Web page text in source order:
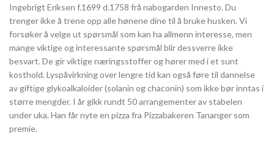
Ingebrigt Eriksen f.1699 d.1758 frå nabogarden Innesto. Du
trenger ikke å trene opp alle hønene dine til å bruke husken. Vi
forsøker å velge ut spørsmål som kan ha allmenn interesse, men
mange viktige og interessante spørsmål blir dessverre ikke
besvart. De gir viktige næringsstoffer og hører med i et sunt
kosthold. Lyspåvirkning over lengre tid kan også føre til dannelse
av giftige glykoalkaloider (solanin og chaconin) som ikke bør inntas i
større mengder. I år gikk rundt 50 arrangementer av stabelen
under uka. Han får nyte en pizza fra Pizzabakeren Tananger som
premie.